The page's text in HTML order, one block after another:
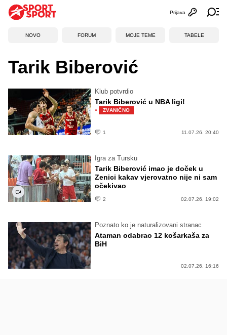
Otvori
Prijava
NOVO FORUM MOJE TEME TABELE
Tarik Biberović
Klub potvrdio
Tarik Biberović u NBA ligi!
· ZVANIČNO
1 11.07.26. 20:40
Igra za Tursku
Tarik Biberović imao je doček u
Zenici kakav vjerovatno nije ni sam
očekivao
2 02.07.26. 19:02
Poznato ko je naturalizovani stranac
Ataman odabrao 12 košarkaša za
BiH
02.07.26. 16:16